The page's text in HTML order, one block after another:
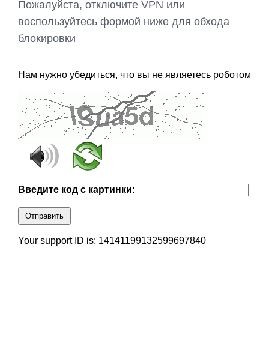
Пожалуйста, отключите VPN или
воспользуйтесь формой ниже для обхода
блокировки
Нам нужно убедиться, что вы не являетесь роботом
Введите код с картинки:
Отправить
Your support ID is: 14141199132599697840